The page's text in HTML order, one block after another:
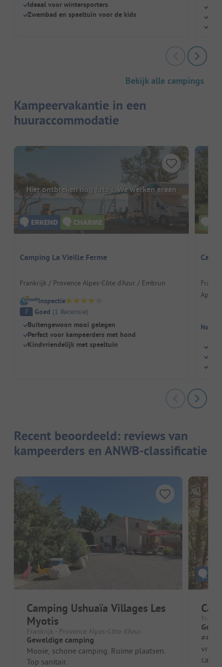
Ideaal voor wintersporters
Zwembad en speeltuin voor de kids
Bekijk alle campings
Kampeervakantie in een
huuraccommodatie
Hier ontbreken nog foto's. We werken eraan
Camping La Vieille Ferme
Frankrijk / Provence Alpes-Côte d'Azur / Embrun
Inspectie
7 Goed (1 Recensie)
Buitengewoon mooi gelegen
Perfect voor kampeerders met hond
Kindvriendelijk met speeltuin
Nog
Recent beoordeeld: reviews van
kampeerders en ANWB-classificatie
Camping Ushuaïa Villages Les
Myotis
Frankrijk - Provence Alpes-Côte d'Azur
Geweldige camping
Mooie, schone camping. Ruime plaatsen.
Top sanitair.
#####